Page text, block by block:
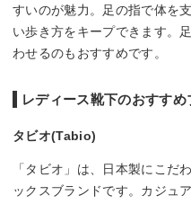
すいのが魅力。足の指で体を
い歩き方をキープできます。
わせるのもおすすめです。
レディース靴下のおすす
タビオ(Tabio)
「タビオ」は、日本製にこだ
ックスブランドです。カジュ